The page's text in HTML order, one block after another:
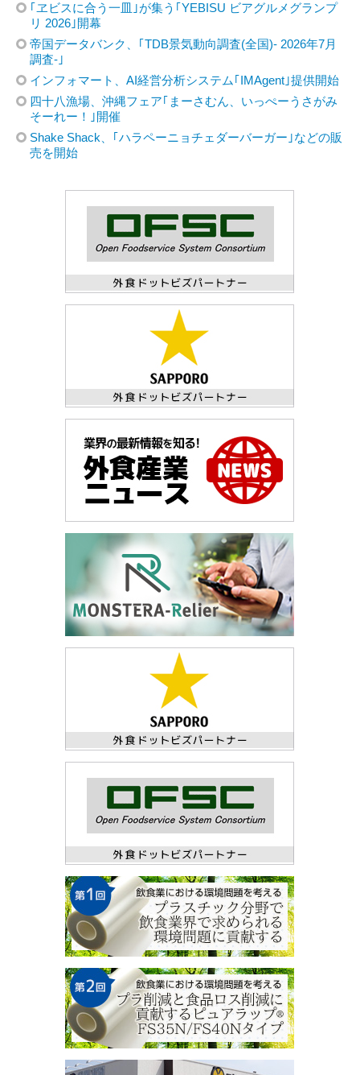
｢ヱビスに合う一皿｣が集う｢YEBISU ビアグルメグランプ
リ 2026｣開幕
帝国データバンク、｢TDB景気動向調査(全国)- 2026年7月
調査-｣
インフォマート、AI経営分析システム｢IMAgent｣提供開始
四十八漁場、沖縄フェア｢まーさむん、いっぺーうさがみ
そーれー！｣開催
Shake Shack、｢ハラペーニョチェダーバーガー｣などの販
売を開始